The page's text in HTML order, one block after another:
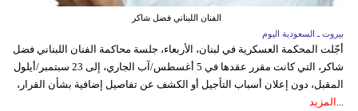
الفنان اللبناني فضل شاكر
بيروت ـ السعودية اليوم
أجّلت المحكمة العسكرية في لبنان، الأربعاء، جلسة محاكمة الفنان اللبناني فضل
شاكر، التي كانت مقرر عقدها في 5 أغسطس/آب الجاري، إلى 23 سبتمبر/أيلول
المقبل، دون إعلان أسباب التأجيل أو الكشف عن تفاصيل إضافية بشأن القرار،
... المزيد